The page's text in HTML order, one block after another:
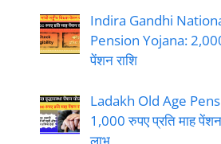
Indira Gandhi
Pension Yojana:
पेंशन राशि
Ladakh Old Age
1,000 रुपए प्रति माह पेंशन
लाभ